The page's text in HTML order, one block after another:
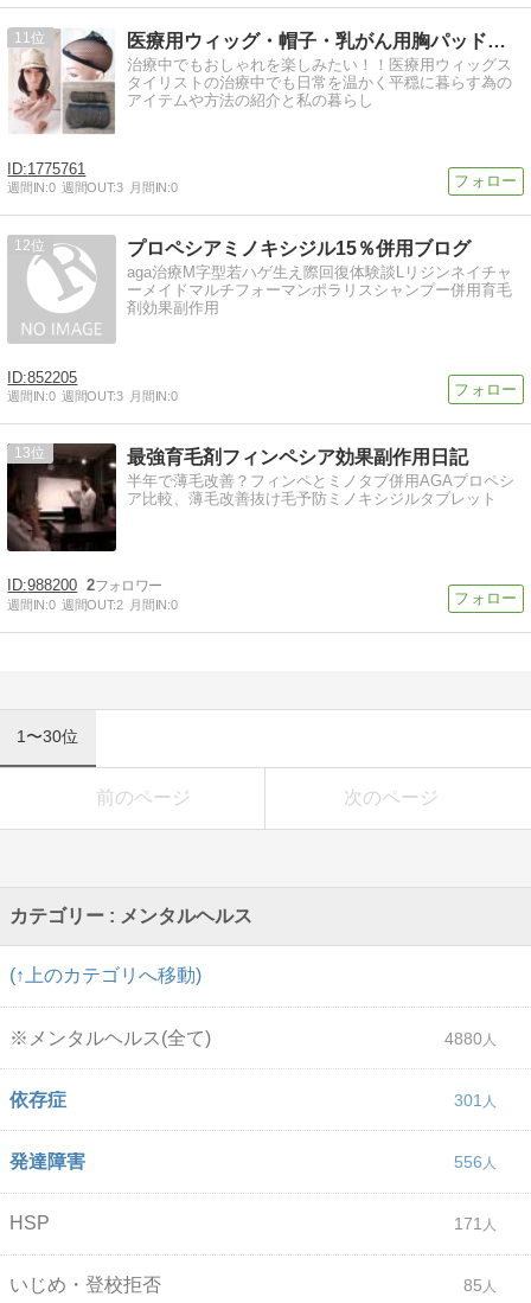
11 医療用ウィッグ・帽子・乳がん用胸パッド シロ*ファクトリー
治療中でもおしゃれを楽しみたい！！医療用ウィッグス
タイリストの治療中でも日常を温かく平穏に暮らす為の
アイテムや方法の紹介と私の暮らし
1775761
週間IN:0 週間OUT:3 月間IN:0
12 プロペシアミノキシジル15％併用ブログ
aga治療M字型若ハゲ生え際回復体験談Lリジンネイチャ
ーメイドマルチフォーマンポラリスシャンプー併用育毛
剤効果副作用
852205
週間IN:0 週間OUT:3 月間IN:0
13 最強育毛剤フィンペシア効果副作用日記
半年で薄毛改善？フィンペとミノタブ併用AGAプロペシ
ア比較、薄毛改善抜け毛予防ミノキシジルタブレット
988200 2
週間IN:0 週間OUT:2 月間IN:0
1〜30位
前のページ 次のページ
カテゴリー : メンタルヘルス
(↑上のカテゴリへ移動)
※メンタルヘルス(全て) 4880
依存症 301
発達障害 556
HSP 171
いじめ・登校拒否 85